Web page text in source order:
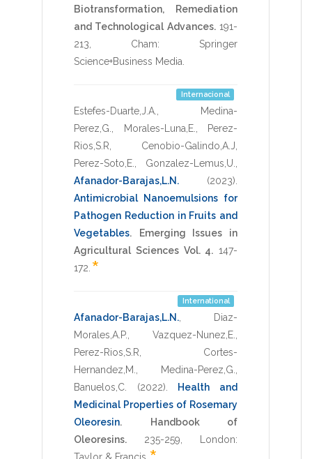
Biotransformation, Remediation
and Technological Advances. 191-
213
Cham: Springer
Science+Business Media
Internacional
Estefes-Duarte,J.A.
Medina-
Perez,G.
Morales-Luna,E.
Perez-
Rios,S.R
Cenobio-Galindo,A.J
Perez-Soto,E.
Gonzalez-Lemus,U.
Afanador-Barajas,L.N.
(2023)
Antimicrobial Nanoemulsions for
Pathogen Reduction in Fruits and
Vegetables.
Emerging Issues in
Agricultural Sciences Vol. 4. 147-
172 *
International
Afanador-Barajas,L.N.
Diaz-
Morales,A.P.
Vazquez-Nunez,E.
Perez-Rios,S.R
Cortes-
Hernandez,M.
Medina-Perez,G.
Banuelos,C.
(2022)
Health and
Medicinal Properties of Rosemary
Oleoresin.
Handbook of
Oleoresins.
235-259
London: